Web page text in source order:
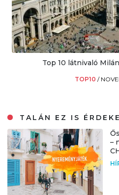
Top 10 látnivaló
TOP10 /
TALÁN EZ IS
–